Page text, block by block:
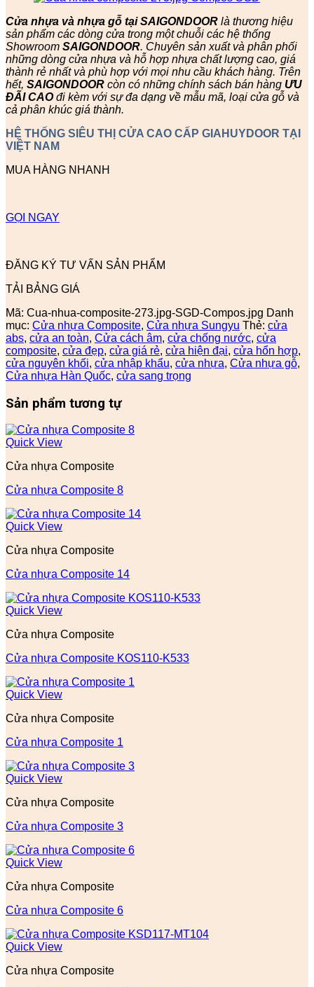
Cửa nhựa và nhựa gỗ tại SAIGONDOOR là thương hiệu
sản phẩm các dòng cửa trong một chuỗi các hệ thống
Showroom SAIGONDOOR. Chuyên sản xuất và phân phối
những dòng cửa nhựa và hỗ hợp nhựa chất lượng cao, giá
thành rẻ nhất và phù hợp với mọi nhu cầu khách hàng. Trên
hết, SAIGONDOOR còn có những chính sách bán hàng ƯU
ĐÃI CAOđi kèm với sự đa dạng về mẫu mã, loại cửa gỗ và
cả phân khúc giá thành.
HỆ THỐNG SIÊU THỊ CỬA CAO CẤP GIAHUYDOOR TẠI
VIỆT NAM
MUA HÀNG NHANH
GỌI NGAY
ĐĂNG KÝ TƯ VẤN SẢN PHẨM
TẢI BẢNG GIÁ
Mã: Cua-nhua-composite-273.jpg-SGD-Compos.jpg Danh
mục: Cửa nhựa Composite, Cửa nhựa Sungyu Thẻ: cửa
abs, cửa an toàn, Cửa cách âm, cửa chống nước, cửa
composite, cửa đẹp, cửa giá rẻ, cửa hiện đại, cửa hổn hợp,
cửa nguyên khối, cửa nhập khẩu, cửa nhựa, Cửa nhựa gỗ,
Cửa nhựa Hàn Quốc, cửa sang trọng
Sản phẩm tương tự
Quick View
Cửa nhựa Composite
Cửa nhựa Composite 8
Quick View
Cửa nhựa Composite
Cửa nhựa Composite 14
Quick View
Cửa nhựa Composite
Cửa nhựa Composite KOS110-K533
Quick View
Cửa nhựa Composite
Cửa nhựa Composite 1
Quick View
Cửa nhựa Composite
Cửa nhựa Composite 3
Quick View
Cửa nhựa Composite
Cửa nhựa Composite 6
Quick View
Cửa nhựa Composite